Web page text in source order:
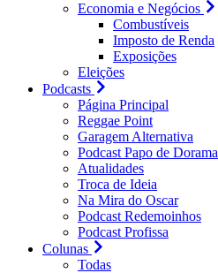
Economia e Negócios
Combustíveis
Imposto de Renda
Exposições
Eleições
Podcasts
Página Principal
Reggae Point
Garagem Alternativa
Podcast Papo de Dorama
Atualidades
Troca de Ideia
Na Mira do Oscar
Podcast Redemoinhos
Podcast Profissa
Colunas
Todas